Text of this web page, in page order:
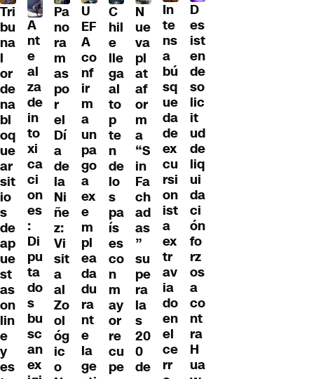
Tri
bu
na
l
or
de
na
bl
oq
ue
ar
sit
io
s
de
ap
ue
st
as
on
lin
e
y
es
A
nt
e
al
za
de
in
to
xi
ca
ci
on
es
:
Di
pu
ta
do
s
bu
sc
an
ex
Pa
no
ra
m
as
po
r
el
Dí
a
de
la
Ni
ñe
z:
Vi
sit
a
al
Zo
ol
óg
ic
o
U
EF
A
co
nf
ir
m
a
un
pa
go
a
ex
e
m
pl
ea
da
du
ra
nt
e
la
ge
C
hil
e
lle
ga
al
to
p
te
n
de
lo
s
pa
ís
es
co
n
m
ay
or
re
cu
pe
N
ue
va
pl
at
af
or
m
a
“S
in
Fa
ch
ad
as
”
su
pe
ra
la
s
20
0
de
In
te
ns
a
bú
sq
ue
da
de
ex
cu
rsi
on
ist
a
ex
tr
av
ia
do
en
el
ce
rr
D
es
ist
en
de
so
lic
it
ud
de
liq
ui
da
ci
ón
fo
rz
os
a
co
nt
ra
H
ua